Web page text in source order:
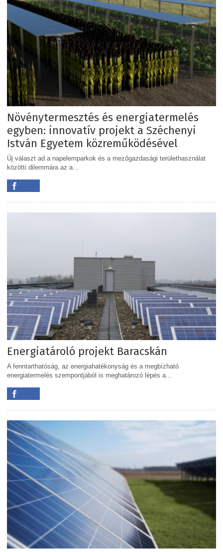
Növénytermesztés és energiatermelés
egyben: innovatív projekt a Széchenyi
István Egyetem közreműködésével
Új választ ad a napelemparkok és a mezőgazdasági területhasználat
közötti dilemmára az a...
Energiatároló projekt Baracskán
A fenntarthatóság, az energiahatékonyság és a megbízható
energiatermelés szempontjából is meghatározó lépés a...